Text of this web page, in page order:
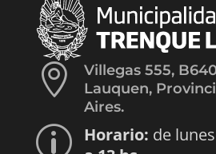

Villegas 555,
Lauquen,
Aires.
p Horario: de